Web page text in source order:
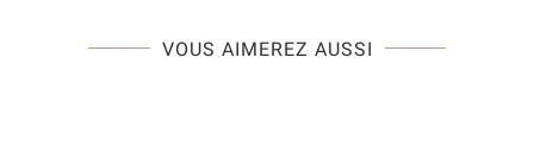
VOUS AIMEREZ AUSSI